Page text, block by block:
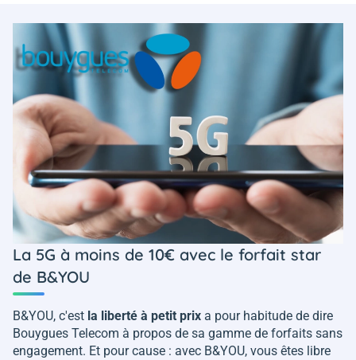
La 5G à moins de 10€ avec le forfait star
de B&YOU
B&YOU, c'est la liberté à petit prix a pour habitude de dire
Bouygues Telecom à propos de sa gamme de forfaits sans
engagement. Et pour cause : avec B&YOU, vous êtes libre